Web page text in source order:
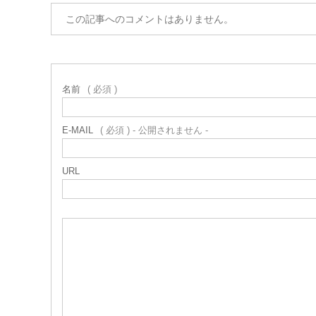
この記事へのコメントはありません。
名前 ( 必須 )
E-MAIL ( 必須 ) - 公開されません -
URL